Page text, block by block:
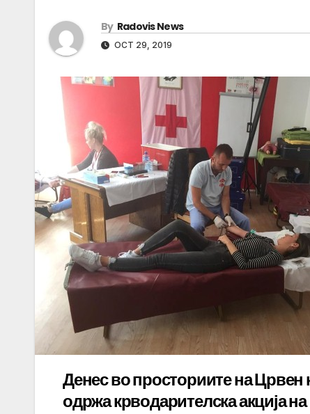
By Radovis News
OCT 29, 2019
Денес во просториите на Црвен
одржа крводарителска акција